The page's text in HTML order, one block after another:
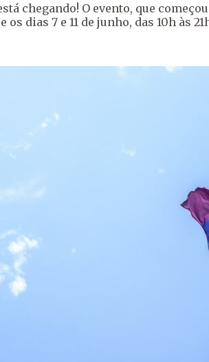
chegando! O evento, que
os dias 7 e 11 de junho, das 10h às